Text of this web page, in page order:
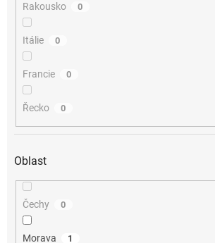
Rakousko 0
Itálie 0
Francie 0
Řecko 0
Oblast
Čechy 0
Morava 1